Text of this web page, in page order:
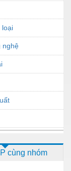
loại
nghệ
cùng nhóm